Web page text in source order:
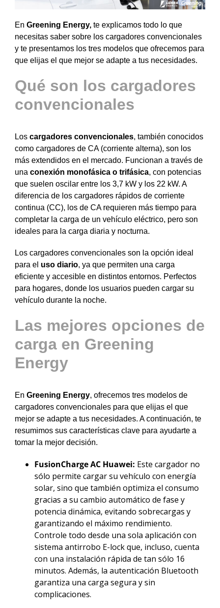
En Greening Energy,te explicamos todo lo que
necesitas saber sobre los cargadores convencionales
y te presentamos los tres modelos que ofrecemos para
que elijas el que mejor se adapte a tus necesidades.
Qué son los cargadores
convencionales
Los cargadores convencionales, también conocidos
como cargadores de CA (corriente alterna), son los
más extendidos en el mercado. Funcionan a través de
una conexión monofásica o trifásica, con potencias
que suelen oscilar entre los 3,7 kW y los 22 kW. A
diferencia de los cargadores rápidos de corriente
continua (CC), los de CA requieren más tiempo para
completar la carga de un vehículo eléctrico, pero son
ideales para la carga diaria y nocturna.
Los cargadores convencionales son la opción ideal
para el uso diario, ya que permiten una carga
eficiente y accesible en distintos entornos. Perfectos
para hogares, donde los usuarios pueden cargar su
vehículo durante la noche.
Las mejores opciones de
carga en Greening
Energy
En Greening Energy, ofrecemos tres modelos de
cargadores convencionales para que elijas el que
mejor se adapte a tus necesidades. A continuación, te
resumimos sus características clave para ayudarte a
tomar la mejor decisión.
FusionCharge AC Huawei: Este cargador no
sólo permite cargar su vehículo con energía
solar, sino que también optimiza el consumo
gracias a su cambio automático de fase y
potencia dinámica, evitando sobrecargas y
garantizando el máximo rendimiento.
Controle todo desde una sola aplicación con
sistema antirrobo E-lock que, incluso, cuenta
con una instalación rápida de tan sólo 16
minutos. Además, la autenticación Bluetooth
garantiza una carga segura y sin
complicaciones.